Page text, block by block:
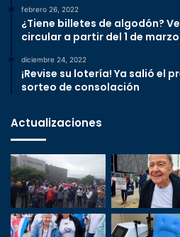
febrero 26, 2022
¿Tiene billetes de algodón?
circular a partir del 1 de marzo
diciembre 24, 2022
¡Revise su lotería! Ya salió el
sorteo de consolación
Actualizaciones